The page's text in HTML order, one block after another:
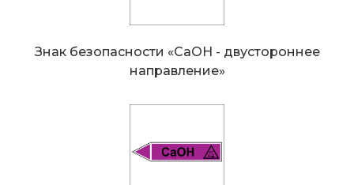
Знак безопасности «CaOH - двустороннее
направление»